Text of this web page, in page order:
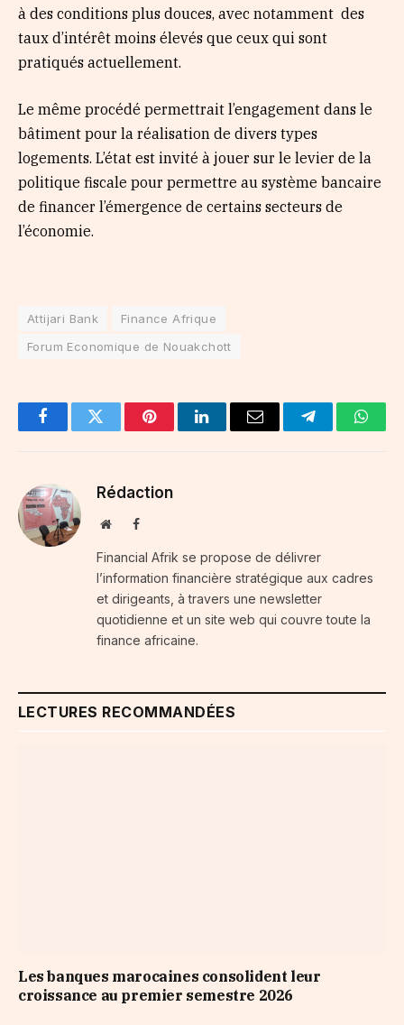
à des conditions plus douces, avec notamment des
taux d’intérêt moins élevés que ceux qui sont
pratiqués actuellement.
Le même procédé permettrait l’engagement dans le
bâtiment pour la réalisation de divers types
logements. L’état est invité à jouer sur le levier de la
politique fiscale pour permettre au système bancaire
de financer l’émergence de certains secteurs de
l’économie.
Attijari Bank
Finance Afrique
Forum Economique de Nouakchott
FacebookTwitter PinterestLinkedInEmail Telegram
Rédaction
WebsiteFacebook
Financial Afrik se propose de délivrer
l’information financière stratégique aux cadres
et dirigeants, à travers une newsletter
quotidienne et un site web qui couvre toute la
finance africaine.
LECTURES RECOMMANDÉES
Les banques marocaines consolident leur
croissance au premier semestre 2026